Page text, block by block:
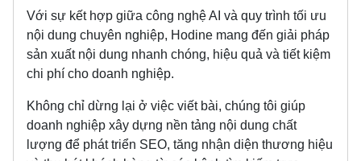
Với sự kết hợp giữa công nghệ AI và quy trình tối ưu
nội dung chuyên nghiệp, Hodine mang đến giải pháp
sản xuất nội dung nhanh chóng, hiệu quả và tiết kiệm
chi phí cho doanh nghiệp.
Không chỉ dừng lại ở việc viết bài, chúng tôi giúp
doanh nghiệp xây dựng nền tảng nội dung chất
lượng để phát triển SEO, tăng nhận diện thương hiệu